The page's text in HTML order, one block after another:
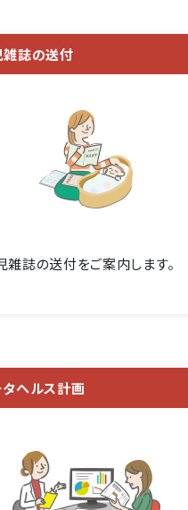
雑誌の送付
雑誌の送付をご案内します。
タヘルス計画